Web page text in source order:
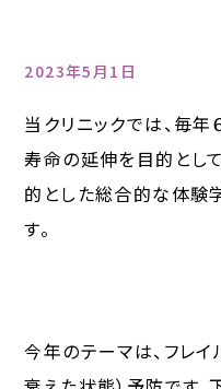
2023年5月1日
当クリニックでは、毎
寿命の延伸を目的とし
的とした総合的な体験
す。
今年のテーマは、フレ